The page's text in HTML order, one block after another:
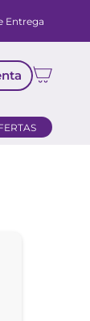
Entrega